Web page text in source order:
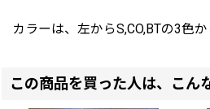
カラーは、左からS,CO,BTの3色
この商品を買った人は、こん